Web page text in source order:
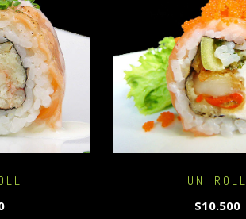
UNI ROLL
$10.500